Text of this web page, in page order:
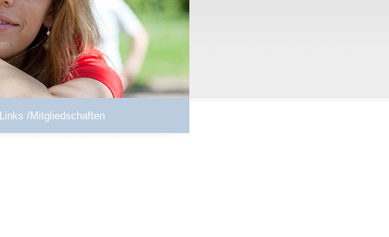
Links /Mitgliedschaften